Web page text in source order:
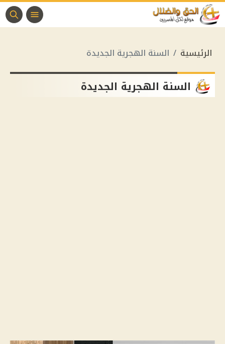
الرئيسية السنة الهجرية الجديدة
السنة الهجرية الجديدة